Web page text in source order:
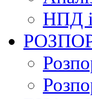
НПД